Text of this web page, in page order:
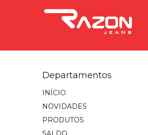
Departamentos
INÍCIO
NOVIDADES
PRODUTOS